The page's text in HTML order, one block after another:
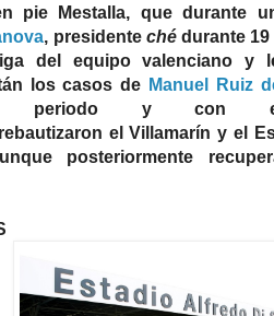
pie Mestalla, que durante
, presidente chédurante 19
del equipo valenciano y
los casos de Manuel Ruiz
periodo y con
el Villamarín y el
posteriormente